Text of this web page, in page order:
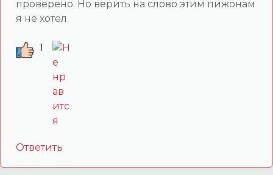
проверено. Но верить на слово этим пижонам
я не хотел.
1
Ответить